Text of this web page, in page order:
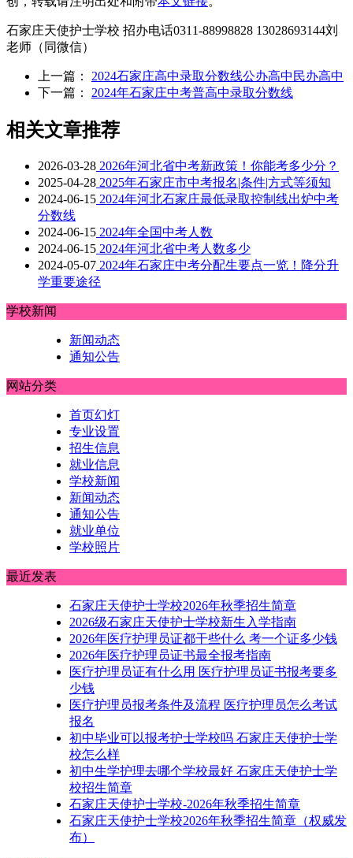
石家庄天使护士学校 招办电话0311-88998828 13028693144刘
老师（同微信）
上一篇： 2024石家庄高中录取分数线公办高中民办高中
下一篇： 2024年石家庄中考普高中录取分数线
相关文章推荐
2026-03-28 2026年河北省中考新政策！你能考多少分？
2025-04-28 2025年石家庄市中考报名|条件|方式等须知
2024-06-15 2024年河北石家庄最低录取控制线出炉中考
分数线
2024-06-15 2024年全国中考人数
2024-06-15 2024年河北省中考人数多少
2024-05-07 2024年石家庄中考分配生要点一览！降分升
学重要途径
学校新闻
新闻动态
通知公告
网站分类
首页幻灯
专业设置
招生信息
就业信息
学校新闻
新闻动态
通知公告
就业单位
学校照片
最近发表
石家庄天使护士学校2026年秋季招生简章
2026级石家庄天使护士学校新生入学指南
2026年医疗护理员证都干些什么 考一个证多少钱
2026年医疗护理员证书最全报考指南
医疗护理员证有什么用 医疗护理员证书报考要多
少钱
医疗护理员报考条件及流程 医疗护理员怎么考试
报名
初中毕业可以报考护士学校吗 石家庄天使护士学
校怎么样
初中生学护理去哪个学校最好 石家庄天使护士学
校招生简章
石家庄天使护士学校-2026年秋季招生简章
石家庄天使护士学校2026年秋季招生简章（权威发
布）